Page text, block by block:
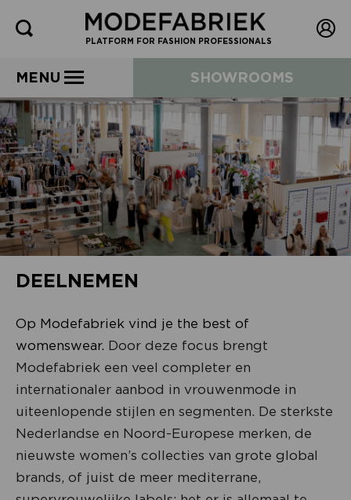
PLATFORM FOR FASHION PROFESSIONALS
MENU SHOWROOMS
DEELNEMEN
Op Modefabriek vind je the best of
womenswear. Door deze focus brengt
Modefabriek een veel completer en
internationaler aanbod in vrouwenmode in
uiteenlopende stijlen en segmenten. De sterkste
Nederlandse en Noord-Europese merken, de
nieuwste women’s collecties van grote global
brands, of juist de meer mediterrane,